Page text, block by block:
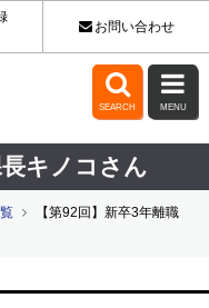
お問い合わせ

SEARCH

MENU
キノコさん
【第92回】新卒3年離職